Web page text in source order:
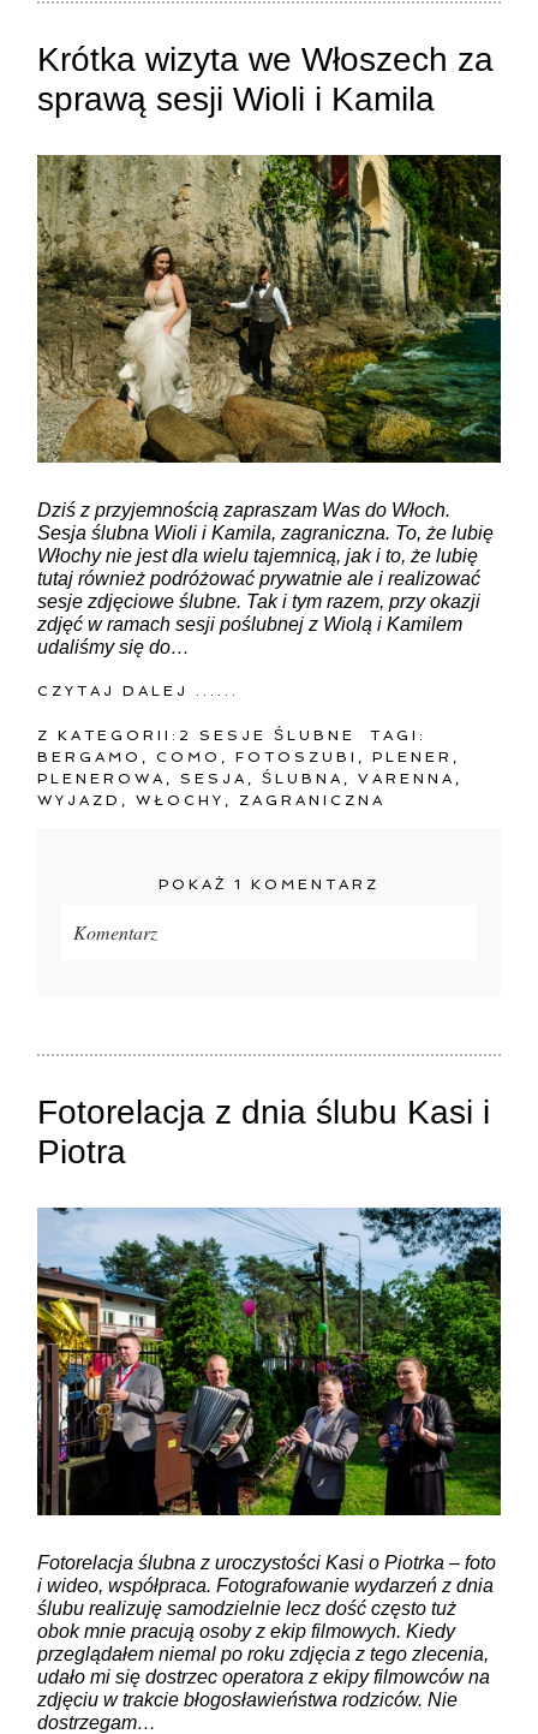
ZAMIEŚĆ KOMENTARZ
Krótka wizyta we Włoszech za
sprawą sesji Wioli i Kamila
Dziś z przyjemnością zapraszam Was do Włoch.
Sesja ślubna Wioli i Kamila, zagraniczna. To, że lubię
Włochy nie jest dla wielu tajemnicą, jak i to, że lubię
tutaj również podróżować prywatnie ale i realizować
sesje zdjęciowe ślubne. Tak i tym razem, przy okazji
zdjęć w ramach sesji poślubnej z Wiolą i Kamilem
udaliśmy się do…
CZYTAJ DALEJ ......
Z KATEGORII: 2 SESJE ŚLUBNE
TAGI:
BERGAMO
,COMO ,FOTOSZUBI ,PLENER
PLENEROWA
SESJA ,ŚLUBNA ,VARENNA
WYJAZD
,WŁOCHY ZAGRANICZNA
POKAŻ 1 KOMENTARZ
Komentarz
ZAMIEŚĆ KOMENTARZ
Fotorelacja z dnia ślubu Kasi i
Piotra
Fotorelacja ślubna z uroczystości Kasi o Piotrka – foto
i wideo, współpraca. Fotografowanie wydarzeń z dnia
ślubu realizuję samodzielnie lecz dość często tuż
obok mnie pracują osoby z ekip filmowych. Kiedy
przeglądałem niemal po roku zdjęcia z tego zlecenia,
udało mi się dostrzec operatora z ekipy filmowców na
zdjęciu w trakcie błogosławieństwa rodziców. Nie
dostrzegam…